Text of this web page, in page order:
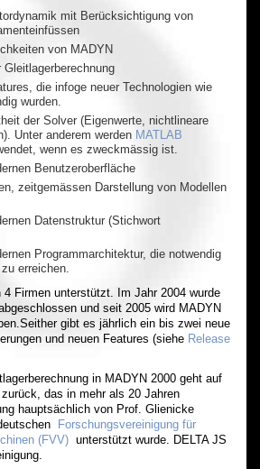
mit Berücksichtigung von
von MADYN
die infoge neuer Technologien wie
wurden.
der Solver (Eigenwerte, nichtlineare
Unter anderem werden MATLAB
wenn es zweckmässig ist.
Benutzeroberfläche
zeitgemässen Darstellung von Modellen
Datenstruktur (Stichwort
Programmarchitektur, die notwendig
erreichen.
4 Firmen unterstützt. Im Jahr 2004 wurde
und seit 2005 wird MADYN
gibt es jährlich ein bis zwei neue
und neuen Features (siehe Release
in MADYN 2000 geht auf
das in mehr als 20 Jahren
hauptsächlich von Prof. Glienicke
Forschungsvereinigung für
(FVV) unterstützt wurde. DELTA JS